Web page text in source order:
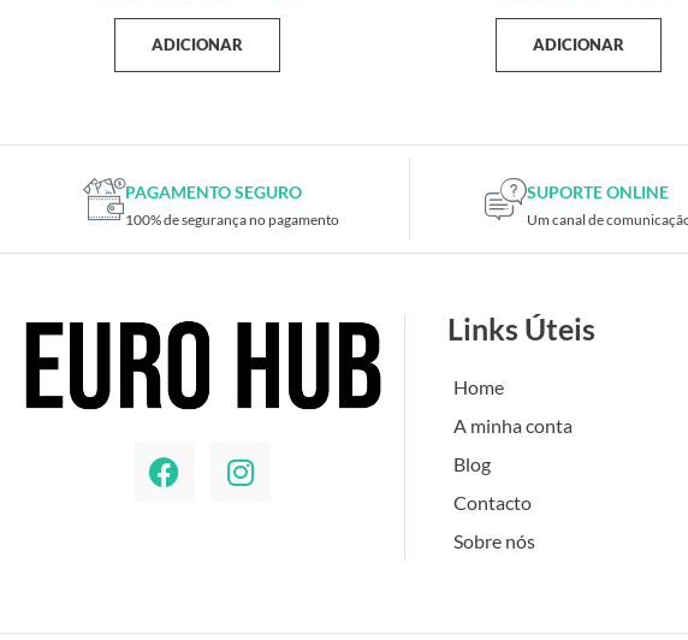
ADICIONAR ADICIONAR
PAGAMENTO SEGURO
100% de segurança no pagamento
SUPORTE ONLINE
Um canal de
Links Úteis
Home
A minha conta
Blog
Contacto
Sobre nós